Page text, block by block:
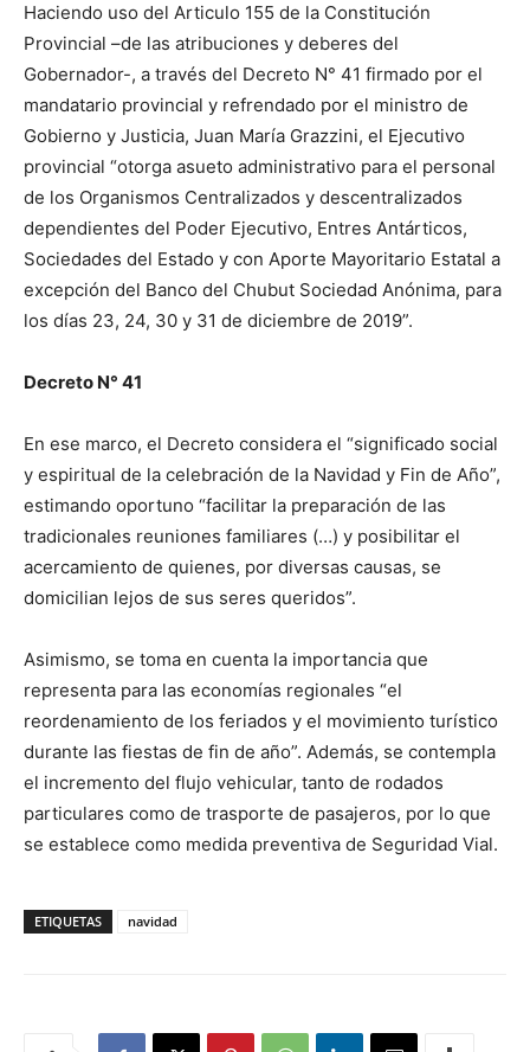
Haciendo uso del Articulo 155 de la Constitución
Provincial –de las atribuciones y deberes del
Gobernador-, a través del Decreto N° 41 firmado por el
mandatario provincial y refrendado por el ministro de
Gobierno y Justicia, Juan María Grazzini, el Ejecutivo
provincial “otorga asueto administrativo para el personal
de los Organismos Centralizados y descentralizados
dependientes del Poder Ejecutivo, Entres Antárticos,
Sociedades del Estado y con Aporte Mayoritario Estatal a
excepción del Banco del Chubut Sociedad Anónima, para
los días 23, 24, 30 y 31 de diciembre de 2019”.
Decreto N° 41
En ese marco, el Decreto considera el “significado social
y espiritual de la celebración de la Navidad y Fin de Año”,
estimando oportuno “facilitar la preparación de las
tradicionales reuniones familiares (…) y posibilitar el
acercamiento de quienes, por diversas causas, se
domicilian lejos de sus seres queridos”.
Asimismo, se toma en cuenta la importancia que
representa para las economías regionales “el
reordenamiento de los feriados y el movimiento turístico
durante las fiestas de fin de año”. Además, se contempla
el incremento del flujo vehicular, tanto de rodados
particulares como de trasporte de pasajeros, por lo que
se establece como medida preventiva de Seguridad Vial.
ETIQUETAS navidad